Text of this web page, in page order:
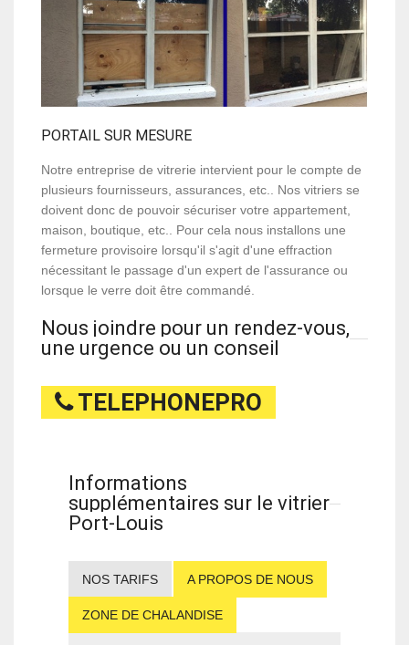
PORTAIL SUR MESURE
Notre entreprise de vitrerie intervient pour le compte de
plusieurs fournisseurs, assurances, etc.. Nos vitriers se
doivent donc de pouvoir sécuriser votre appartement,
maison, boutique, etc.. Pour cela nous installons une
fermeture provisoire lorsqu'il s'agit d'une effraction
nécessitant le passage d'un expert de l'assurance ou
lorsque le verre doit être commandé.
Nous joindre pour un rendez-vous,
une urgence ou un conseil
TELEPHONEPRO
Informations
supplémentaires sur le vitrier
Port-Louis
NOS TARIFS A PROPOS DE NOUS
ZONE DE CHALANDISE